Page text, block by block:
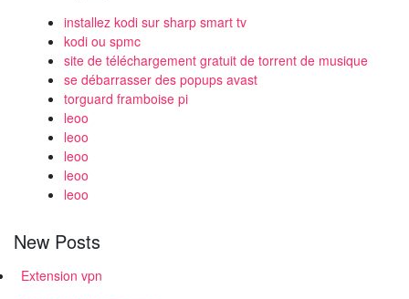
installez kodi sur sharp smart tv
kodi ou spmc
site de téléchargement gratuit de torrent de musique
se débarrasser des popups avast
torguard framboise pi
leoo
leoo
leoo
leoo
leoo
New Posts
Extension vpn